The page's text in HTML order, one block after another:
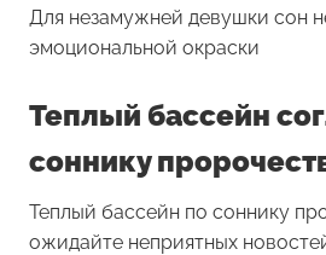
Для незамужней девушки сон
эмоциональной окраски
Теплый бассейн
соннику
Теплый бассейн по соннику
ожидайте неприятных